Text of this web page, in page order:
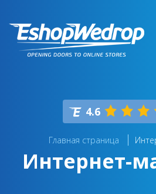
4.6
Главная страница
Интернет-